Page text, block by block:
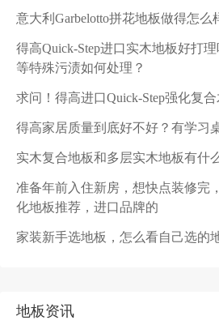
意大利Garbelotto拼花地板做得怎
得高Quick-Step进口实木地板好打
等特殊污渍如何处理？
求问！得高进口Quick-Step强化复
得高家居质量到底好不好？有学习
实木复合地板和多层实木地板有什
准备年前入住新房，想快点装修完
化地板推荐，进口品牌的
家装新手选地板，怎么看自己选的
地板资讯